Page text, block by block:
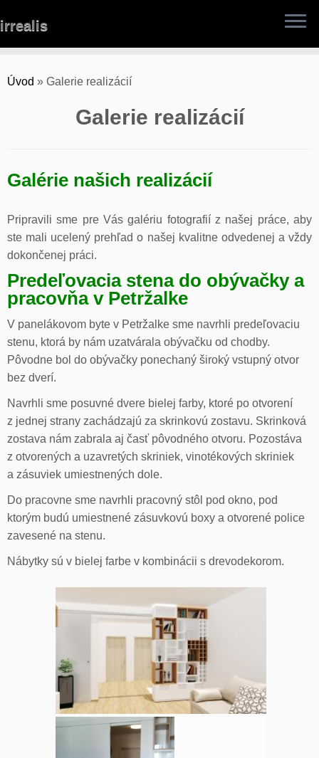
to
irrealis
Úvod » Galerie realizácií
Galerie realizácií
Galérie našich realizácií
Pripravili sme pre Vás galériu fotografií z našej práce, aby
ste mali ucelený prehľad o našej kvalitne odvedenej a vždy
dokončenej práci.
Predeľovacia stena do obývačky a
pracovňa v Petržalke
V panelákovom byte v Petržalke sme navrhli predeľovaciu
stenu, ktorá by nám uzatvárala obývačku od chodby.
Pôvodne bol do obývačky ponechaný široký vstupný otvor
bez dverí.
Navrhli sme posuvné dvere bielej farby, ktoré po otvorení
z jednej strany zachádzajú za skrinkovú zostavu. Skrinková
zostava nám zabrala aj časť pôvodného otvoru. Pozostáva
z otvorených a uzavretých skriniek, vinotékových skriniek
a zásuviek umiestnených dole.
Do pracovne sme navrhli pracovný stôl pod okno, pod
ktorým budú umiestnené zásuvkovú boxy a otvorené police
zavesené na stenu.
Nábytky sú v bielej farbe v kombinácii s drevodekorom.